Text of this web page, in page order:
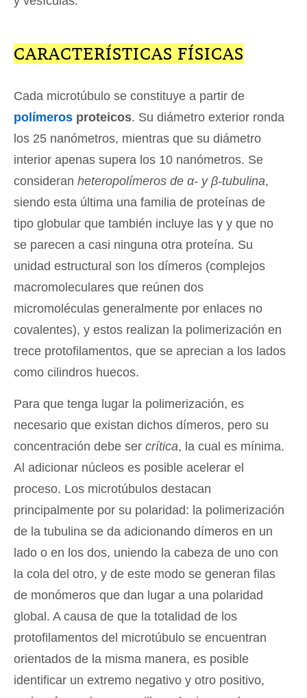
CARACTERÍSTICAS FÍSICAS
Cada microtúbulo se constituye a partir de
polímeros proteicos. Su diámetro exterior ronda
los 25 nanómetros, mientras que su diámetro
interior apenas supera los 10 nanómetros. Se
consideran heteropolímeros de α- y β-tubulina,
siendo esta última una familia de proteínas de
tipo globular que también incluye las γ y que no
se parecen a casi ninguna otra proteína. Su
unidad estructural son los dímeros (complejos
macromoleculares que reúnen dos
micromoléculas generalmente por enlaces no
covalentes), y estos realizan la polimerización en
trece protofilamentos, que se aprecian a los lados
como cilindros huecos.
Para que tenga lugar la polimerización, es
necesario que existan dichos dímeros, pero su
concentración debe ser crítica, la cual es mínima.
Al adicionar núcleos es posible acelerar el
proceso. Los microtúbulos destacan
principalmente por su polaridad: la polimerización
de la tubulina se da adicionando dímeros en un
lado o en los dos, uniendo la cabeza de uno con
la cola del otro, y de este modo se generan filas
de monómeros que dan lugar a una polaridad
global. A causa de que la totalidad de los
protofilamentos del microtúbulo se encuentran
orientados de la misma manera, es posible
identificar un extremo negativo y otro positivo,